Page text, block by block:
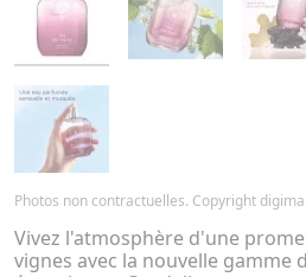
Photos non contractuelles. Copyright
Vivez l'atmosphère d'une
vignes avec la nouvelle gamme